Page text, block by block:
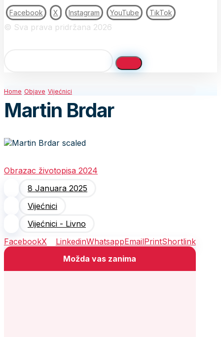
Facebook X Instagram YouTube TikTok
© Sva prava pridržana 2026
Home Objave Vijećnici
Martin Brdar
Obrazac životopisa 2024
8 Januara 2025
Vijećnici
Vijećnici - Livno
FacebookX LinkedinWhatsappEmailPrintShortlink
Možda vas zanima